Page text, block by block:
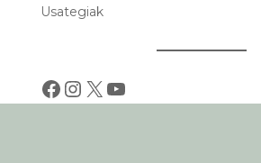
Usategiak
Facebook
Instagram
X YouTube